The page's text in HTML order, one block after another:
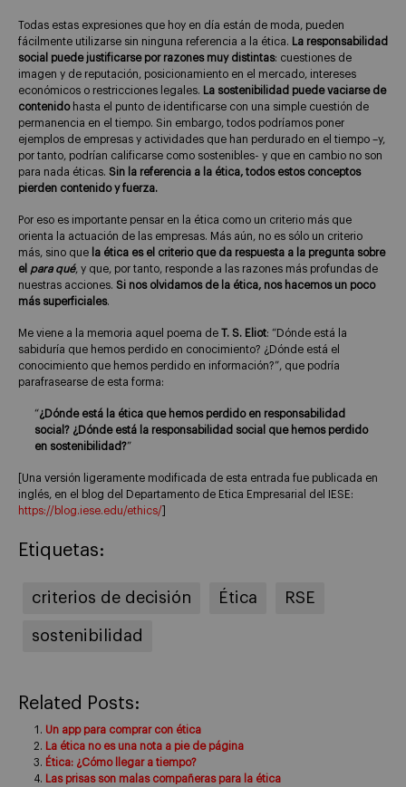
Todas estas expresiones que hoy en día están de moda, pueden
fácilmente utilizarse sin ninguna referencia a la ética. La responsabilidad
social puede justificarse por razones muy distintas: cuestiones de
imagen y de reputación, posicionamiento en el mercado, intereses
económicos o restricciones legales. La sostenibilidad puede vaciarse de
contenidohasta el punto de identificarse con una simple cuestión de
permanencia en el tiempo. Sin embargo, todos podríamos poner
ejemplos de empresas y actividades que han perdurado en el tiempo –y,
por tanto, podrían calificarse como sostenibles- y que en cambio no son
para nada éticas. Sin la referencia a la ética, todos estos conceptos
pierden contenido y fuerza.
Por eso es importante pensar en la ética como un criterio más que
orienta la actuación de las empresas. Más aún, no es sólo un criterio
más, sino que la ética es el criterio que da respuesta a la pregunta sobre
el para qué, y que, por tanto, responde a las razones más profundas de
nuestras acciones. Si nos olvidamos de la ética, nos hacemos un poco
más superficiales.
Me viene a la memoria aquel poema de T. S. Eliot: “Dónde está la
sabiduría que hemos perdido en conocimiento? ¿Dónde está el
conocimiento que hemos perdido en información?”, que podría
parafrasearse de esta forma:
“¿Dónde está la ética que hemos perdido en responsabilidad
social? ¿Dónde está la responsabilidad social que hemos perdido
en sostenibilidad?”
[Una versión ligeramente modificada de esta entrada fue publicada en
inglés, en el blog del Departamento de Etica Empresarial del IESE:
https://blog.iese.edu/ethics/
Etiquetas:
criterios de decisión Ética RSE
sostenibilidad
Related Posts:
Un app para comprar con ética
La ética no es una nota a pie de página
Ética: ¿Cómo llegar a tiempo?
Las prisas son malas compañeras para la ética